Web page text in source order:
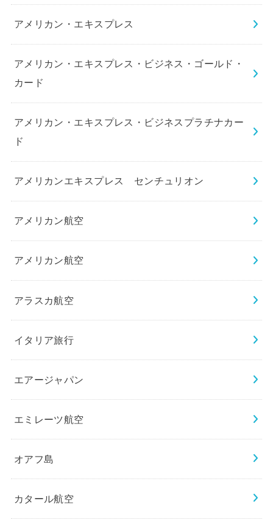
アメリカン・エキスプレス
アメリカン・エキスプレス・ビジネス・ゴールド・
カード
アメリカン・エキスプレス・ビジネスプラチナカー
ド
アメリカンエキスプレス センチュリオン
アメリカン航空
アメリカン航空
アラスカ航空
イタリア旅行
エアージャパン
エミレーツ航空
オアフ島
カタール航空